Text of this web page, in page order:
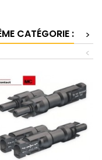
CATÉGORIE :
>
<